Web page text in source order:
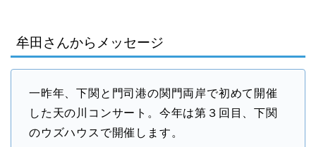
牟田さんからメッセージ
一昨年、下関と門司港の関門両岸で初めて開催
した天の川コンサート。今年は第３回目、下関
のウズハウスで開催します。